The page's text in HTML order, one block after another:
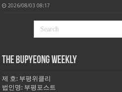
2026/08/03 08:17
THE BUPYEONG WEEKLY
제 호: 부평위클리
법인명: 부평포스트